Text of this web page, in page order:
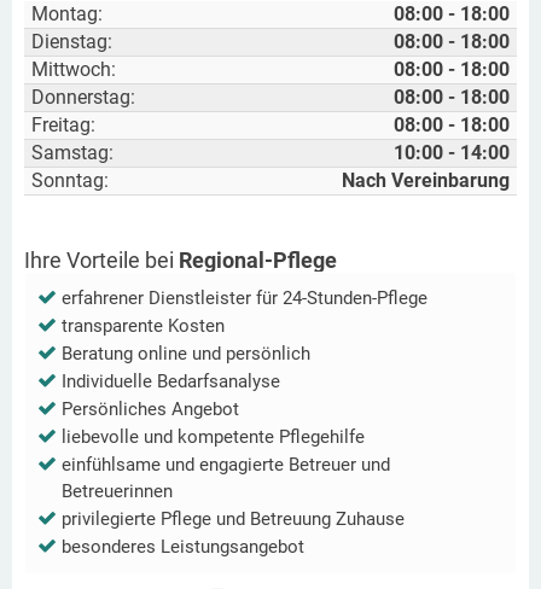
Montag:
08:00 - 18:00
Dienstag:
08:00 - 18:00
Mittwoch:
08:00 - 18:00
Donnerstag:
08:00 - 18:00
Freitag:
08:00 - 18:00
Samstag:
10:00 - 14:00
Sonntag:
Nach Vereinbarung
Ihre Vorteile bei Regional-Pflege
erfahrener Dienstleister für 24-Stunden-Pflege
transparente Kosten
Beratung online und persönlich
Individuelle Bedarfsanalyse
Persönliches Angebot
liebevolle und kompetente Pflegehilfe
einfühlsame und engagierte Betreuer und
Betreuerinnen
privilegierte Pflege und Betreuung Zuhause
besonderes Leistungsangebot